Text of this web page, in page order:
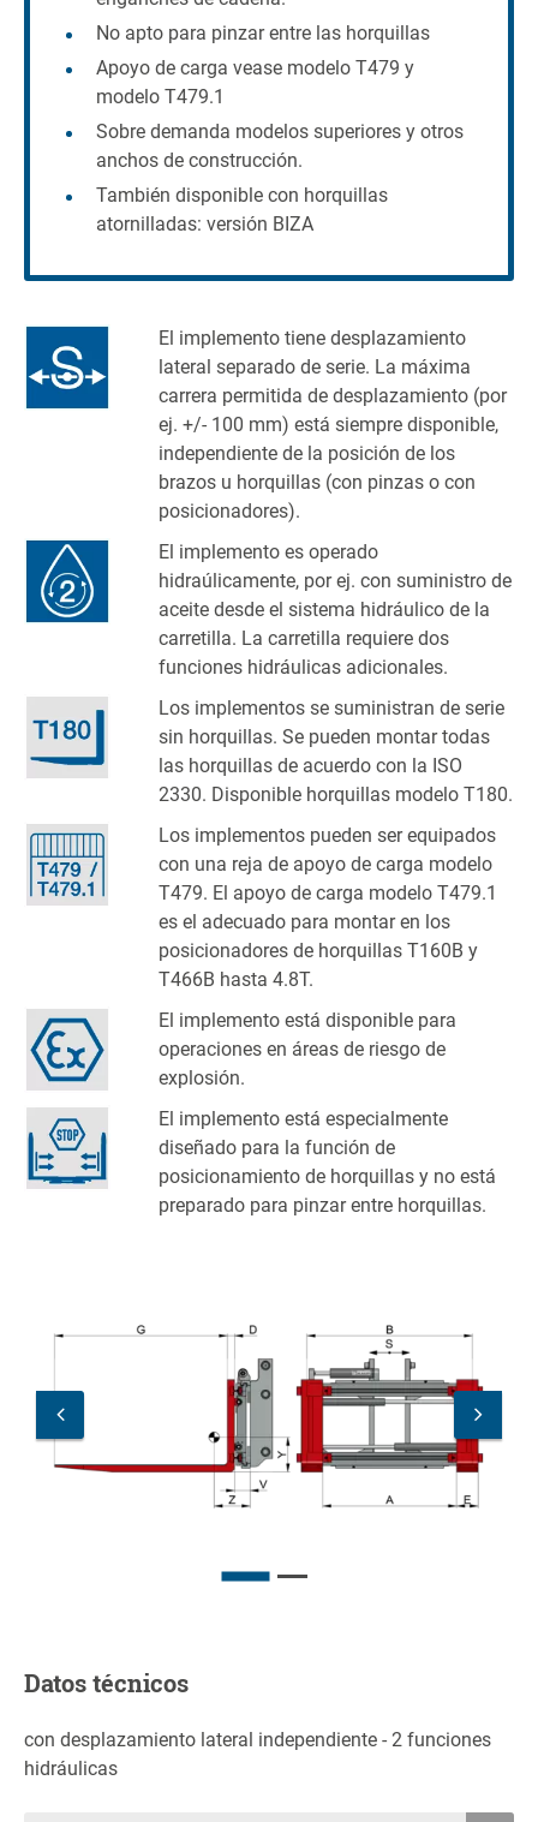
No apto para pinzar entre las horquillas
Apoyo de carga vease modelo T479 y
modelo T479.1
Sobre demanda modelos superiores y otros
anchos de construcción.
También disponible con horquillas
atornilladas: versión BIZA
El implemento tiene desplazamiento
lateral separado de serie. La máxima
carrera permitida de desplazamiento (por
ej. +/- 100 mm) está siempre disponible,
independiente de la posición de los
brazos u horquillas (con pinzas o con
posicionadores).
El implemento es operado
hidraúlicamente, por ej. con suministro de
aceite desde el sistema hidráulico de la
carretilla. La carretilla requiere dos
funciones hidráulicas adicionales.
Los implementos se suministran de serie
sin horquillas. Se pueden montar todas
las horquillas de acuerdo con la ISO
2330. Disponible horquillas modelo T180.
Los implementos pueden ser equipados
con una reja de apoyo de carga modelo
T479. El apoyo de carga modelo T479.1
es el adecuado para montar en los
posicionadores de horquillas T160B y
T466B hasta 4.8T.
El implemento está disponible para
operaciones en áreas de riesgo de
explosión.
El implemento está especialmente
diseñado para la función de
posicionamiento de horquillas y no está
preparado para pinzar entre horquillas.
Datos técnicos
con desplazamiento lateral independiente - 2 funciones
hidráulicas